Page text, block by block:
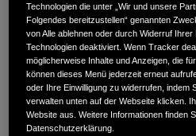
GARTEN
Hösinghausen 22,58540
Technologien die unter „Wir und unsere
Folgendes bereitzustellen“ genannten
von Alle ablehnen oder durch Widerruf Ihrer
Technologien deaktiviert. Wenn Tracker
möglicherweise Inhalte und Anzeigen, die
können dieses Menü jederzeit erneut
oder Ihre Einwilligung zu widerrufen, indem
verwalten unten auf der Webseite klicken.
Website aus. Weitere Informationen finden
Datenschutzerklärung.